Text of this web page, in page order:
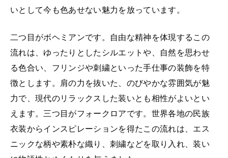
いとして今も色あせない魅力を放っています。
二つ目がボヘミアンです。自由な精神を体現するこの
流れは、ゆったりとしたシルエットや、自然を思わせ
る色合い、フリンジや刺繍といった手仕事の装飾を特
徴とします。肩の力を抜いた、のびやかな雰囲気が魅
力で、現代のリラックスした装いとも相性がよいとい
えます。三つ目がフォークロアです。世界各地の民族
衣装からインスピレーションを得たこの流れは、エス
ニックな柄や素朴な織り、刺繍などを取り入れ、装い